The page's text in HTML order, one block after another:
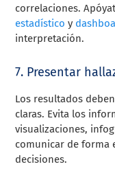
correlaciones.
estadístico y
interpretación.
7. Presentar
Los resultados
claras. Evita los
visualizaciones,
comunicar de forma
decisiones.